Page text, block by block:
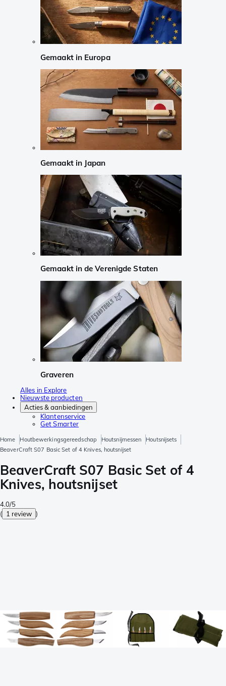
Gemaakt in Europa
Gemaakt in Japan
Gemaakt in de Verenigde Staten
Graveren
Alles in Explore
Nieuwste producten
Acties & aanbiedingen
Klantenservice
Get Smarter
Home Houtbewerkingsgereedschap Houtsnijmessen
Houtsnijsets
BeaverCraft S07 Basic Set of 4 Knives, houtsnijset
BeaverCraft S07 Basic Set of 4
Knives, houtsnijset
4.0/5
( 1 review )